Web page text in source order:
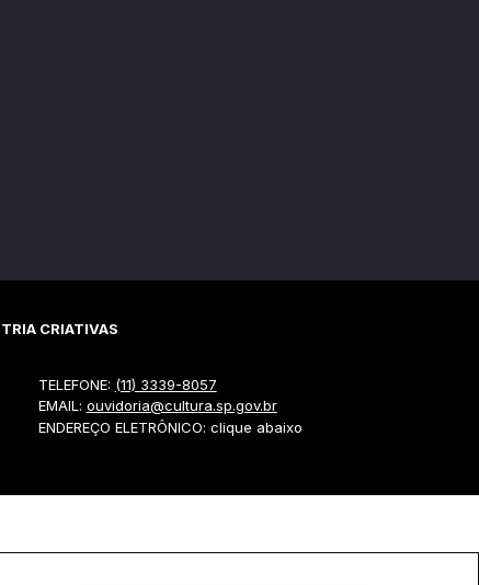
CRIATIVAS
TELEFONE: (11) 3339-8057
EMAIL: ouvidoria@cultura.sp.gov.br
ENDEREÇO ELETRÔNICO: clique abaixo